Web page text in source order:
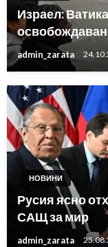
Израел:
admin_zarata
НОВИНИ
Русия ясно
САЩ за мир
admin_zarata